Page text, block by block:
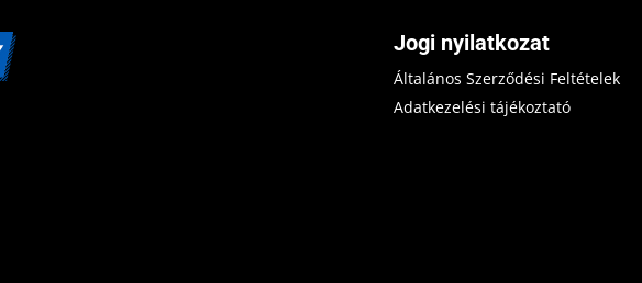
Jogi nyilatkozat
Általános Szerződési Feltételek
Adatkezelési tájékoztató